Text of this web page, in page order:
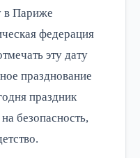
в Париже
федерация
эту дату
празднование
праздник
безопасность,